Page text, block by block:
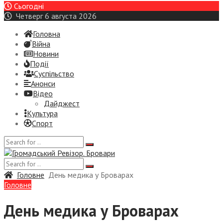
Сьогодні
Четверг 6 августа 2026
Головна
Війна
Новини
Події
Суспiльство
Анонси
Відео
Дайджест
Культура
Спорт
Головне День медика у Броварах
Головне
День медика у Броварах